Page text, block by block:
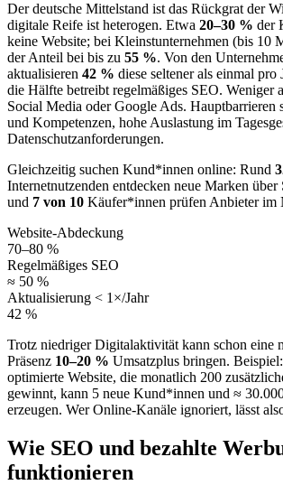
Der deutsche Mittelstand ist das Rückgrat der
digitale Reife ist heterogen. Etwa 20–30 % der
keine Website; bei Kleinstunternehmen (bis 10
der Anteil bei bis zu 55 %. Von den
aktualisieren 42 % diese seltener als einmal pro
die Hälfte betreibt regelmäßiges SEO. Weniger
Social Media oder Google Ads. Hauptbarrieren
und Kompetenzen, hohe Auslastung im
Datenschutzanforderungen.
Gleichzeitig suchen Kund*innen online: Rund
Internetnutzenden entdecken neue Marken über
und 7 von 10 Käufer*innen prüfen Anbieter im
Website-Abdeckung
70–80 %
Regelmäßiges SEO
≈ 50 %
Aktualisierung < 1×/Jahr
42 %
Trotz niedriger Digitalaktivität kann schon eine
Präsenz 10–20 % Umsatzplus bringen.
optimierte Website, die monatlich 200
gewinnt, kann 5 neue Kund*innen und ≈
erzeugen. Wer Online-Kanäle ignoriert, lässt
Wie SEO und bezahlte
funktionieren